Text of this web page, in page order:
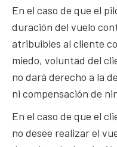
En el caso de que el
duración del vuelo
atribuibles al cliente
miedo, voluntad del
no dará derecho a la
ni compensación de
En el caso de que el
no desee realizar el